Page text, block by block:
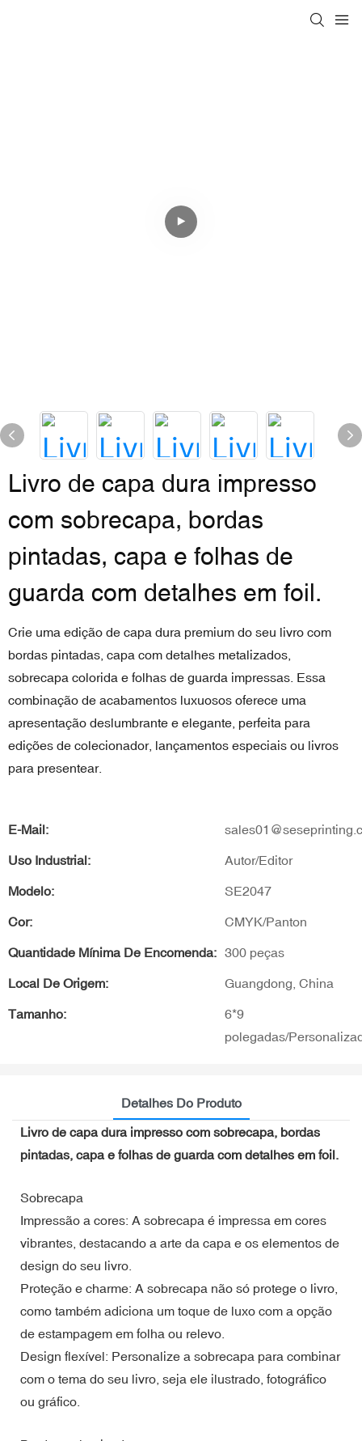
Livro de capa dura impresso
com sobrecapa, bordas
pintadas, capa e folhas de
guarda com detalhes em foil.
Crie uma edição de capa dura premium do seu livro com
bordas pintadas, capa com detalhes metalizados,
sobrecapa colorida e folhas de guarda impressas. Essa
combinação de acabamentos luxuosos oferece uma
apresentação deslumbrante e elegante, perfeita para
edições de colecionador, lançamentos especiais ou livros
para presentear.
E-Mail:
Uso Industrial: Autor/Editor
Modelo: SE2047
Cor: CMYK/Panton
Quantidade Mínima De Encomenda: 300 peças
Local De Origem: Guangdong, China
Tamanho:
6*9
polegadas/
Detalhes Do Produto
Livro de capa dura impresso com sobrecapa, bordas
pintadas, capa e folhas de guarda com detalhes em foil.
Sobrecapa
Impressão a cores: A sobrecapa é impressa em cores
vibrantes, destacando a arte da capa e os elementos de
design do seu livro.
Proteção e charme: A sobrecapa não só protege o livro,
como também adiciona um toque de luxo com a opção
de estampagem em folha ou relevo.
Design flexível: Personalize a sobrecapa para combinar
com o tema do seu livro, seja ele ilustrado, fotográfico
ou gráfico.